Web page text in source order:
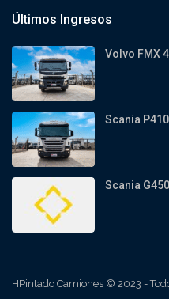
Últimos Ingresos
Volvo FMX
Scania
Scania
HPintado Camiones © 2023 -